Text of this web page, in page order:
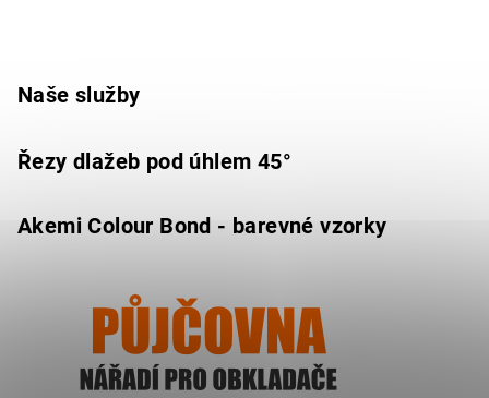
Naše služby
Řezy dlažeb pod úhlem 45°
Akemi Colour Bond - barevné vzorky